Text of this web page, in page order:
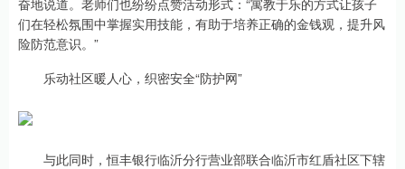
奋地说道。老师们也纷纷点赞活动形式：“寓教于乐的方式让孩子
们在轻松氛围中掌握实用技能，有助于培养正确的金钱观，提升风
险防范意识。”
乐动社区暖人心，织密安全“防护网”
与此同时，恒丰银行临沂分行营业部联合临沂市红盾社区下辖